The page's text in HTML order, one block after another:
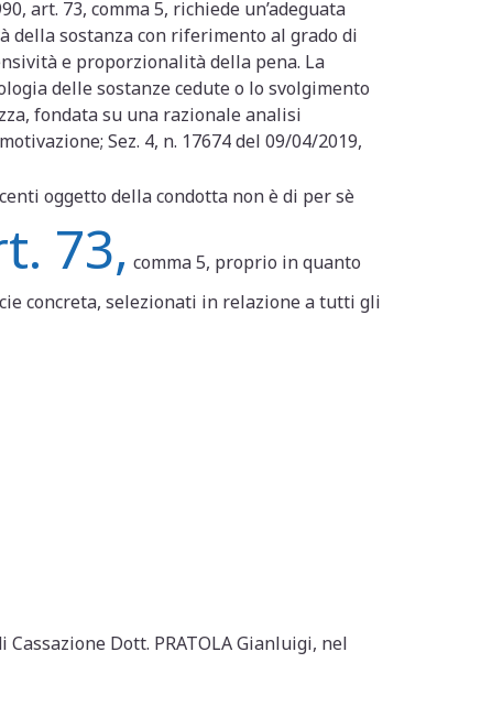
art. 73, comma 5, richiede un’adeguata
della sostanza con riferimento al grado di
e proporzionalità della pena. La
delle sostanze cedute o lo svolgimento
fondata su una razionale analisi
Sez. 4, n. 17674 del 09/04/2019,
oggetto della condotta non è di per sè
73, comma 5, proprio in quanto
concreta, selezionati in relazione a tutti gli
Dott. PRATOLA Gianluigi, nel